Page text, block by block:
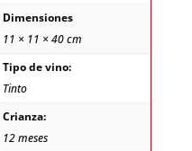
Dimensiones
11 × 11 × 40 cm
Tipo de vino:
Tinto
Crianza:
12 meses